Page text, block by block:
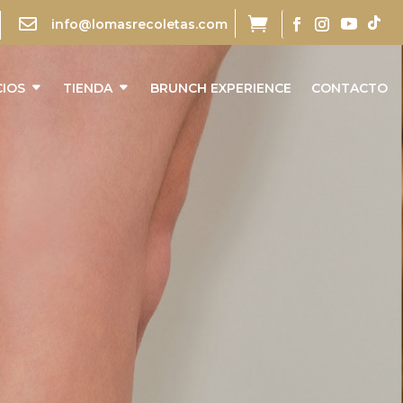
 info@lomasrecoletas.com 
TIENDA BRUNCH EXPERIENCE CONTACTO